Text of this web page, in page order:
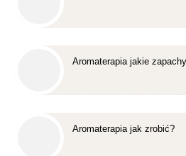
Aromaterapia jakie
Aromaterapia jak zrobić?